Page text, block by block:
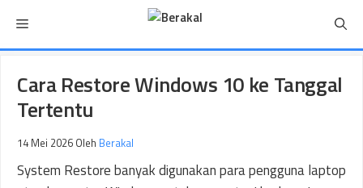
isi
Menu
Cara Restore Windows 10 ke Tanggal
Tertentu
14 Mei 2026 Oleh Berakal
System Restore banyak digunakan para pengguna laptop